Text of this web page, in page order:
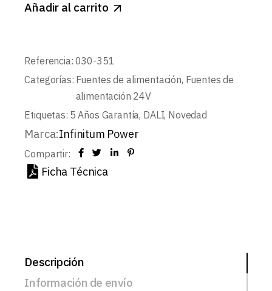
Añadir al carrito
Referencia: 030-351
Categorías: Fuentes de alimentación, Fuentes de
alimentación 24V
Etiquetas: 5 Años Garantía, DALI, Novedad
Marca:Infinitum Power
Compartir:
Ficha Técnica
Descripción
Información de envío